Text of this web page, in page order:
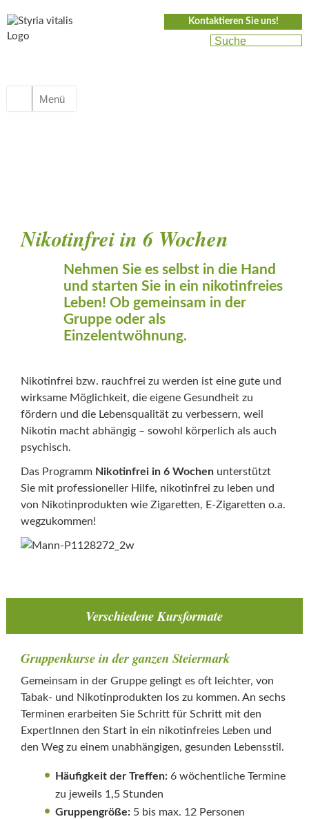
Kontaktieren Sie uns!
Menü
Nikotinfrei in 6 Wochen
Nehmen Sie es selbst in die Hand
und starten Sie in ein nikotinfreies
Leben! Ob gemeinsam in der
Gruppe oder als
Einzelentwöhnung.
Nikotinfrei bzw. rauchfrei zu werden ist eine gute und
wirksame Möglichkeit, die eigene Gesundheit zu
fördern und die Lebensqualität zu verbessern, weil
Nikotin macht abhängig – sowohl körperlich als auch
psychisch.
Das Programm Nikotinfrei in 6 Wochen unterstützt
Sie mit professioneller Hilfe, nikotinfrei zu leben und
von Nikotinprodukten wie Zigaretten, E-Zigaretten o.a.
wegzukommen!
Verschiedene Kursformate
Gruppenkurse in der ganzen Steiermark
Gemeinsam in der Gruppe gelingt es oft leichter, von
Tabak- und Nikotinprodukten los zu kommen. An sechs
Terminen erarbeiten Sie Schritt für Schritt mit den
ExpertInnen den Start in ein nikotinfreies Leben und
den Weg zu einem unabhängigen, gesunden Lebensstil.
Häufigkeit der Treffen: 6 wöchentliche Termine
zu jeweils 1,5 Stunden
Gruppengröße: 5 bis max. 12 Personen